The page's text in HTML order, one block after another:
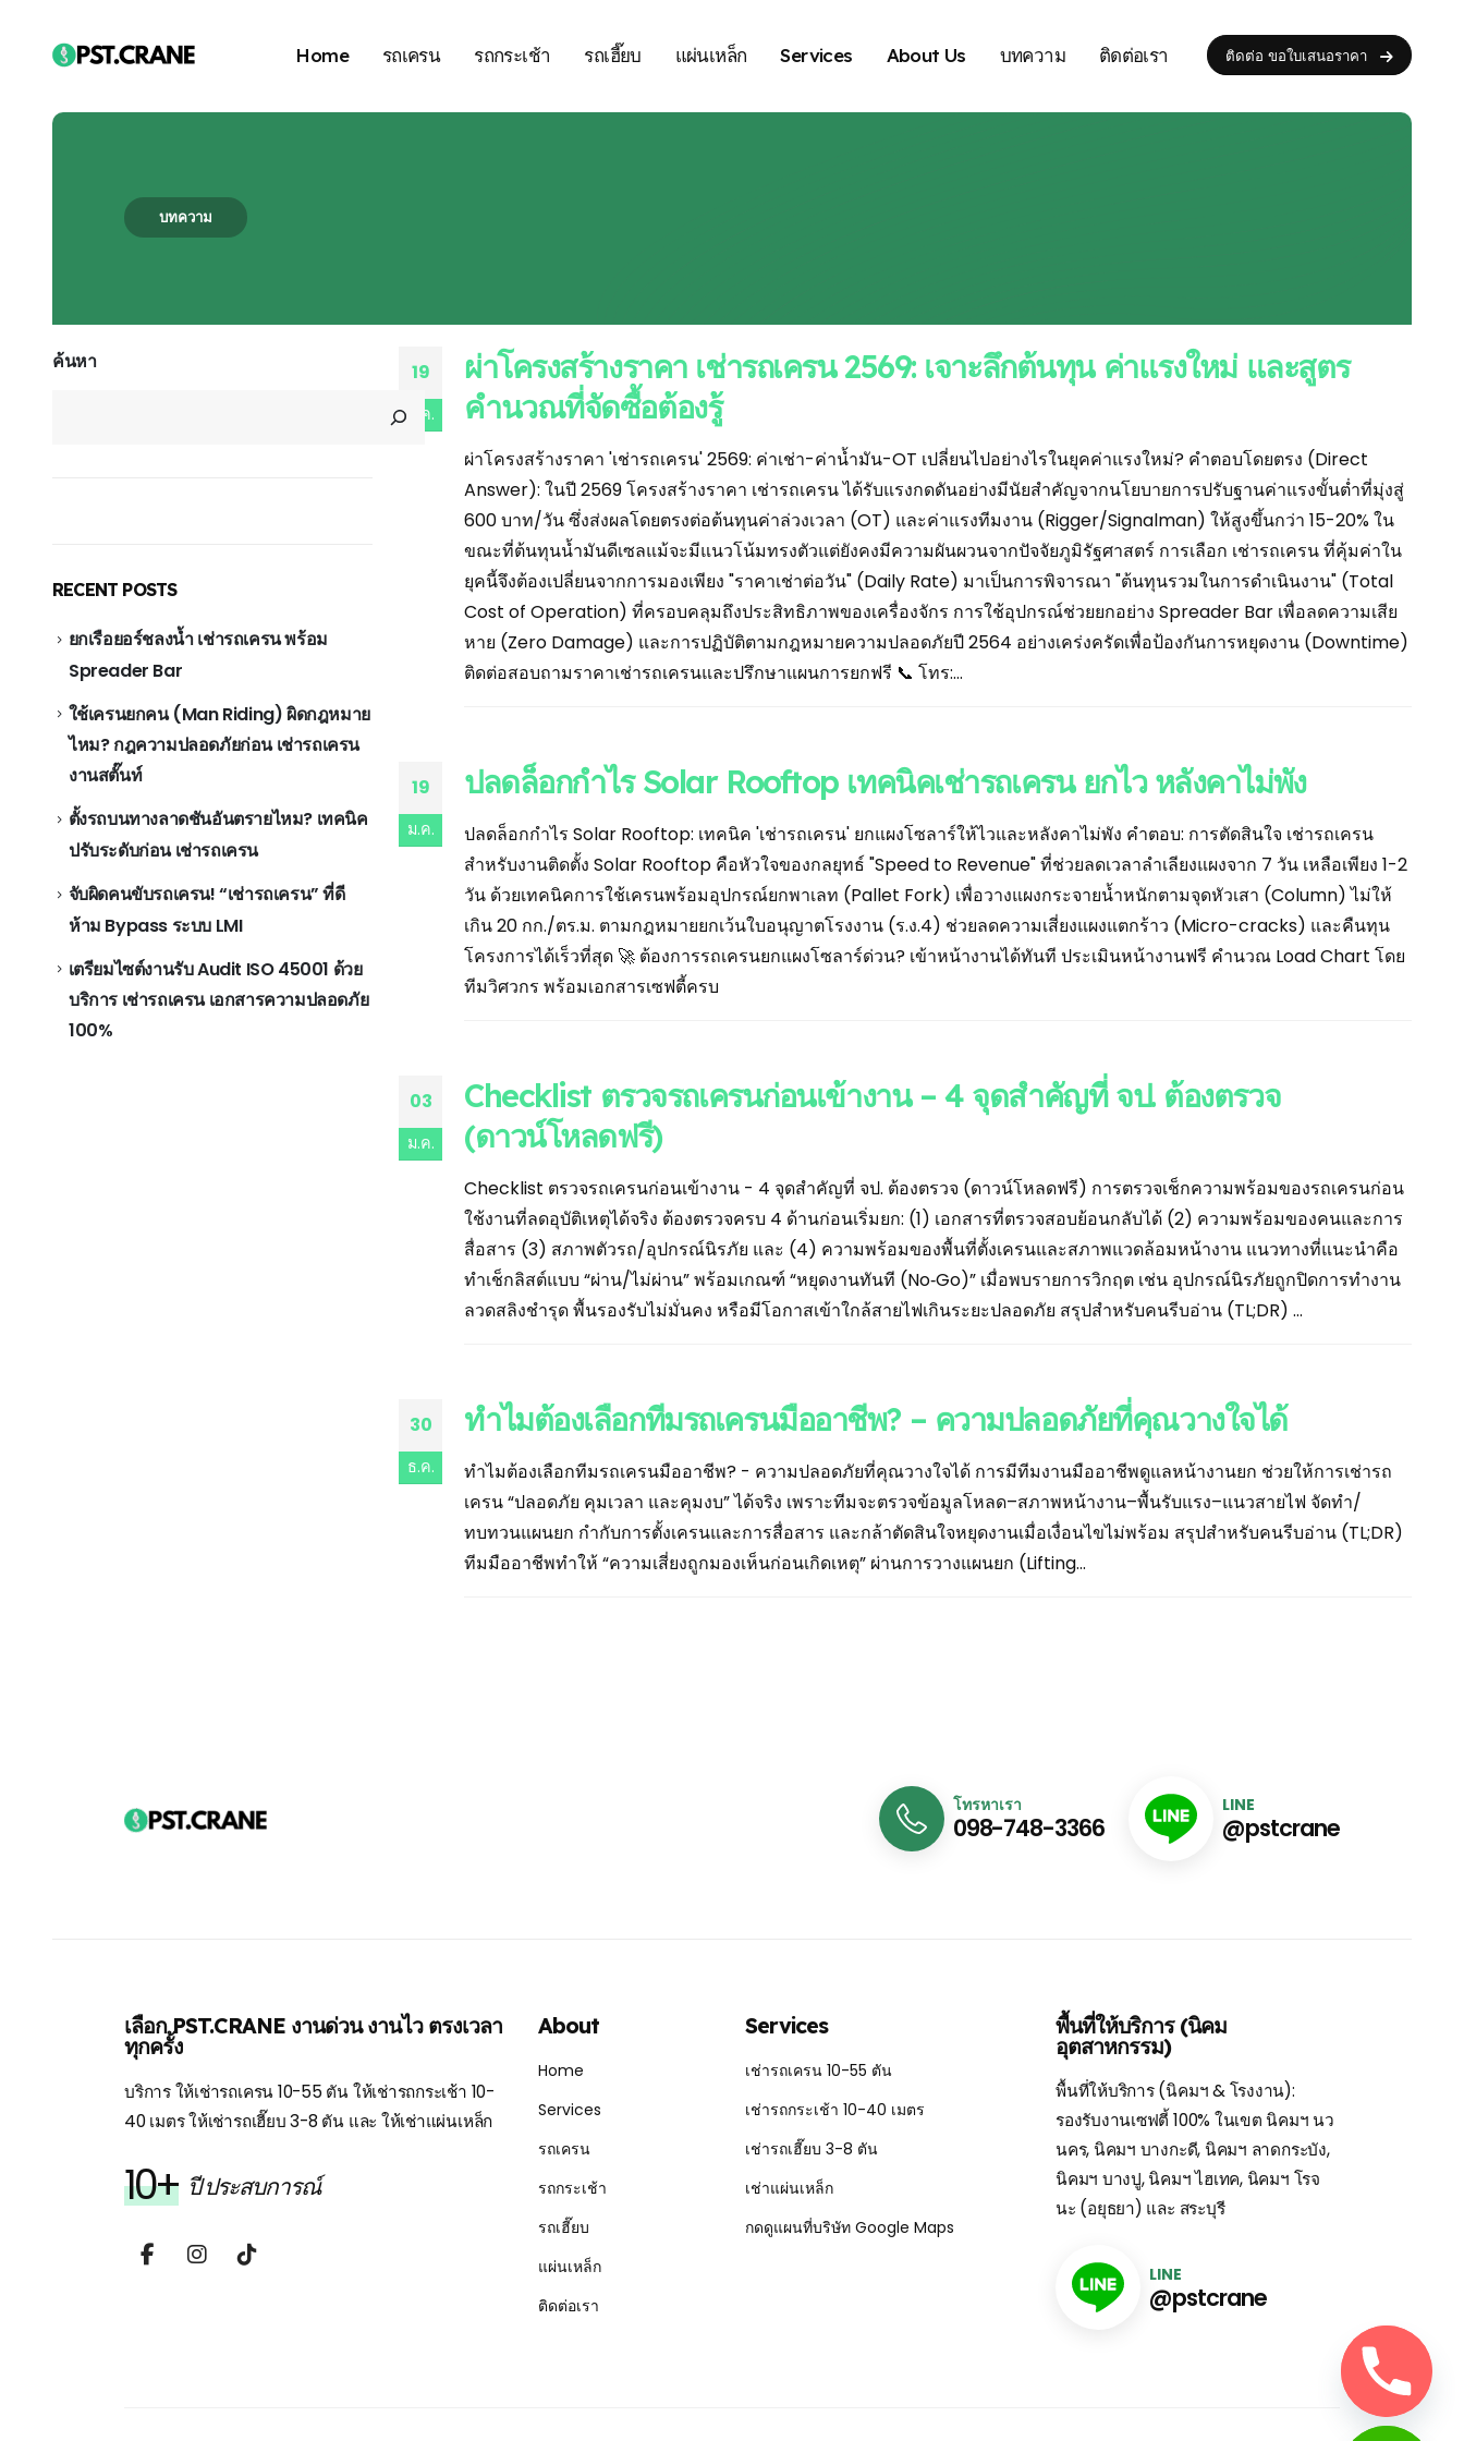
Home รถเครน รถกระเช้า รถเฮี๊ยบ แผ่นเหล็ก Services About Us บทความ ติดต่อเรา ติดต่อ ขอใบเสนอราคา
บทความ
19
ม.ค.
ผ่าโครงสร้างราคา เช่ารถเครน 2569: เจาะลึกต้นทุน ค่าแรงใหม่ และสูตร
คำนวณที่จัดซื้อต้องรู้
ผ่าโครงสร้างราคา 'เช่ารถเครน' 2569: ค่าเช่า-ค่าน้ำมัน-OT เปลี่ยนไปอย่างไรในยุคค่าแรงใหม่? คำตอบโดยตรง (Direct
Answer): ในปี 2569 โครงสร้างราคา เช่ารถเครน ได้รับแรงกดดันอย่างมีนัยสำคัญจากนโยบายการปรับฐานค่าแรงขั้นต่ำที่มุ่งสู่
600 บาท/วัน ซึ่งส่งผลโดยตรงต่อต้นทุนค่าล่วงเวลา (OT) และค่าแรงทีมงาน (Rigger/Signalman) ให้สูงขึ้นกว่า 15-20% ใน
ขณะที่ต้นทุนน้ำมันดีเซลแม้จะมีแนวโน้มทรงตัวแต่ยังคงมีความผันผวนจากปัจจัยภูมิรัฐศาสตร์ การเลือก เช่ารถเครน ที่คุ้มค่าใน
ยุคนี้จึงต้องเปลี่ยนจากการมองเพียง "ราคาเช่าต่อวัน" (Daily Rate) มาเป็นการพิจารณา "ต้นทุนรวมในการดำเนินงาน" (Total
Cost of Operation) ที่ครอบคลุมถึงประสิทธิภาพของเครื่องจักร การใช้อุปกรณ์ช่วยยกอย่าง Spreader Bar เพื่อลดความเสีย
หาย (Zero Damage) และการปฏิบัติตามกฎหมายความปลอดภัยปี 2564 อย่างเคร่งครัดเพื่อป้องกันการหยุดงาน (Downtime)
ติดต่อสอบถามราคาเช่ารถเครนและปรึกษาแผนการยกฟรี 📞 โทร:...
19
ม.ค.
ปลดล็อกกำไร Solar Rooftop เทคนิคเช่ารถเครน ยกไว หลังคาไม่พัง
ปลดล็อกกำไร Solar Rooftop: เทคนิค 'เช่ารถเครน' ยกแผงโซลาร์ให้ไวและหลังคาไม่พัง คำตอบ: การตัดสินใจ เช่ารถเครน
สำหรับงานติดตั้ง Solar Rooftop คือหัวใจของกลยุทธ์ "Speed to Revenue" ที่ช่วยลดเวลาลำเลียงแผงจาก 7 วัน เหลือเพียง 1-2
วัน ด้วยเทคนิคการใช้เครนพร้อมอุปกรณ์ยกพาเลท (Pallet Fork) เพื่อวางแผงกระจายน้ำหนักตามจุดหัวเสา (Column) ไม่ให้
เกิน 20 กก./ตร.ม. ตามกฎหมายยกเว้นใบอนุญาตโรงงาน (ร.ง.4) ช่วยลดความเสี่ยงแผงแตกร้าว (Micro-cracks) และคืนทุน
โครงการได้เร็วที่สุด 🚀 ต้องการรถเครนยกแผงโซลาร์ด่วน? เข้าหน้างานได้ทันที ประเมินหน้างานฟรี คำนวณ Load Chart โดย
ทีมวิศวกร พร้อมเอกสารเซฟตี้ครบ
03
ม.ค.
Checklist ตรวจรถเครนก่อนเข้างาน – 4 จุดสำคัญที่ จป. ต้องตรวจ
(ดาวน์โหลดฟรี)
Checklist ตรวจรถเครนก่อนเข้างาน - 4 จุดสำคัญที่ จป. ต้องตรวจ (ดาวน์โหลดฟรี) การตรวจเช็กความพร้อมของรถเครนก่อน
ใช้งานที่ลดอุบัติเหตุได้จริง ต้องตรวจครบ 4 ด้านก่อนเริ่มยก: (1) เอกสารที่ตรวจสอบย้อนกลับได้ (2) ความพร้อมของคนและการ
สื่อสาร (3) สภาพตัวรถ/อุปกรณ์นิรภัย และ (4) ความพร้อมของพื้นที่ตั้งเครนและสภาพแวดล้อมหน้างาน แนวทางที่แนะนำคือ
ทำเช็กลิสต์แบบ “ผ่าน/ไม่ผ่าน” พร้อมเกณฑ์ “หยุดงานทันที (No‑Go)” เมื่อพบรายการวิกฤต เช่น อุปกรณ์นิรภัยถูกปิดการทำงาน
ลวดสลิงชำรุด พื้นรองรับไม่มั่นคง หรือมีโอกาสเข้าใกล้สายไฟเกินระยะปลอดภัย สรุปสำหรับคนรีบอ่าน (TL;DR) ...
30
ธ.ค.
ทำไมต้องเลือกทีมรถเครนมืออาชีพ? – ความปลอดภัยที่คุณวางใจได้
ทำไมต้องเลือกทีมรถเครนมืออาชีพ? - ความปลอดภัยที่คุณวางใจได้ การมีทีมงานมืออาชีพดูแลหน้างานยก ช่วยให้การเช่ารถ
เครน “ปลอดภัย คุมเวลา และคุมงบ” ได้จริง เพราะทีมจะตรวจข้อมูลโหลด–สภาพหน้างาน–พื้นรับแรง–แนวสายไฟ จัดทำ/
ทบทวนแผนยก กำกับการตั้งเครนและการสื่อสาร และกล้าตัดสินใจหยุดงานเมื่อเงื่อนไขไม่พร้อม สรุปสำหรับคนรีบอ่าน (TL;DR)
ทีมมืออาชีพทำให้ “ความเสี่ยงถูกมองเห็นก่อนเกิดเหตุ” ผ่านการวางแผนยก (Lifting...
ค้นหา
RECENT POSTS
ยกเรือยอร์ชลงน้ำ เช่ารถเครน พร้อม
Spreader Bar
ใช้เครนยกคน (Man Riding) ผิดกฎหมาย
ไหม? กฎความปลอดภัยก่อน เช่ารถเครน
งานสตั๊นท์
ตั้งรถบนทางลาดชันอันตรายไหม? เทคนิค
ปรับระดับก่อน เช่ารถเครน
จับผิดคนขับรถเครน! “เช่ารถเครน” ที่ดี
ห้าม Bypass ระบบ LMI
เตรียมไซต์งานรับ Audit ISO 45001 ด้วย
บริการ เช่ารถเครน เอกสารความปลอดภัย
100%
โทรหาเรา
098-748-3366
LINE
@pstcrane
เลือก PST.CRANE งานด่วน งานไว ตรงเวลา
ทุกครั้ง
บริการ ให้เช่ารถเครน 10-55 ตัน ให้เช่ารถกระเช้า 10-
40 เมตร ให้เช่ารถเฮี๊ยบ 3-8 ตัน และ ให้เช่าแผ่นเหล็ก
10+ ปี ประสบการณ์
About
Home
Services
รถเครน
รถกระเช้า
รถเฮี๊ยบ
แผ่นเหล็ก
ติดต่อเรา
Services
เช่ารถเครน 10-55 ตัน
เช่ารถกระเช้า 10-40 เมตร
เช่ารถเฮี๊ยบ 3-8 ตัน
เช่าแผ่นเหล็ก
กดดูแผนที่บริษัท Google Maps
พื้นที่ให้บริการ (นิคม
อุตสาหกรรม)
พื้นที่ให้บริการ (นิคมฯ & โรงงาน):
รองรับงานเซฟตี้ 100% ในเขต นิคมฯ นว
นคร, นิคมฯ บางกะดี, นิคมฯ ลาดกระบัง,
นิคมฯ บางปู, นิคมฯ ไฮเทค, นิคมฯ โรจ
นะ (อยุธยา) และ สระบุรี
LINE
@pstcrane